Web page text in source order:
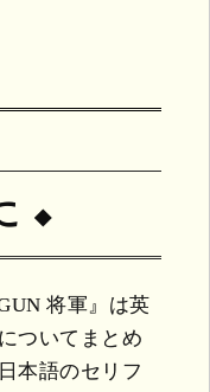
将軍』は英
ついてまとめ
本語のセリフ